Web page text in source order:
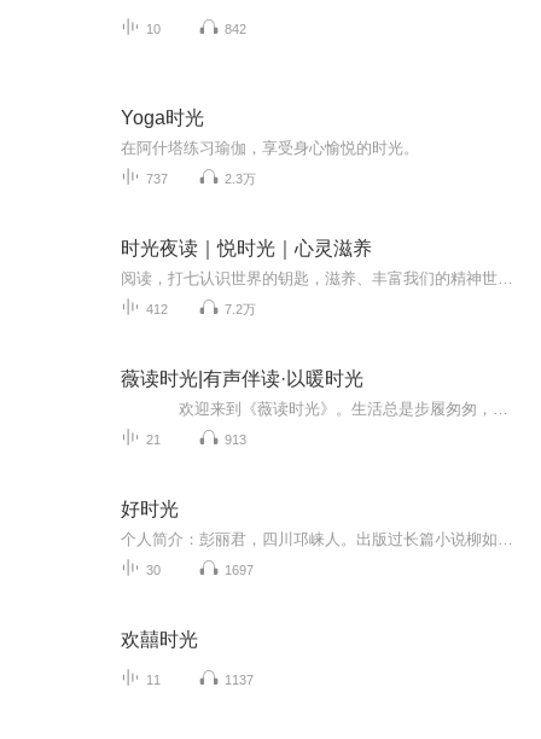
10 842
Yoga时光
在阿什塔练习瑜伽，享受身心愉悦的时光。
737 2.3万
时光夜读｜悦时光｜心灵滋养
412 7.2万
薇读时光|有声伴读·以暖时光
21 913
好时光
30 1697
欢囍时光
11 1137